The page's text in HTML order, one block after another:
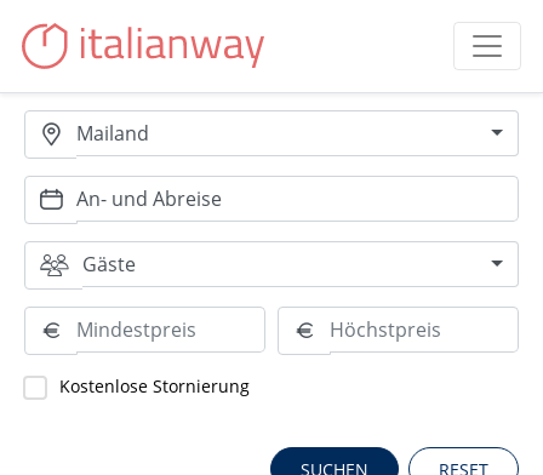
Mailand
Gäste
Kostenlose Stornierung
RESET